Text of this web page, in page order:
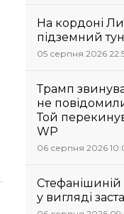
На кордоні
підземний
05 серпня 2026
Трамп
не
Той
WP
06 серпня 2026
Стефанішиній
у вигляді